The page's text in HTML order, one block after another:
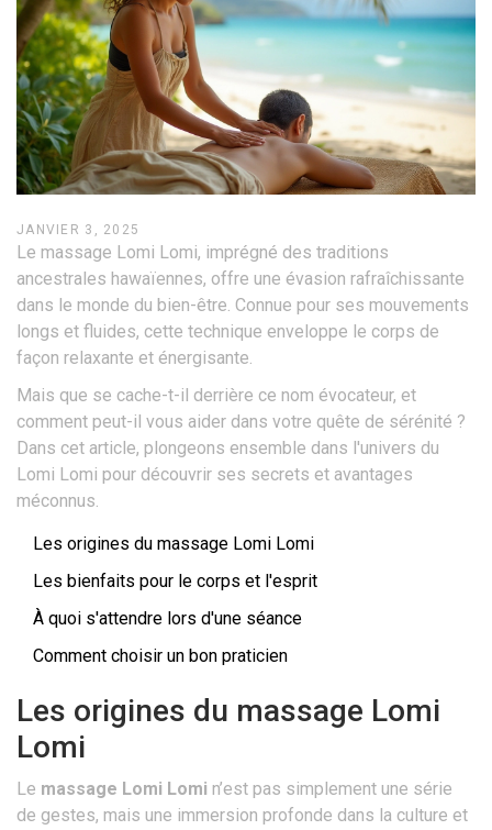
JANVIER 3, 2025
Le massage Lomi Lomi, imprégné des traditions
ancestrales hawaïennes, offre une évasion rafraîchissante
dans le monde du bien-être. Connue pour ses mouvements
longs et fluides, cette technique enveloppe le corps de
façon relaxante et énergisante.
Mais que se cache-t-il derrière ce nom évocateur, et
comment peut-il vous aider dans votre quête de sérénité ?
Dans cet article, plongeons ensemble dans l'univers du
Lomi Lomi pour découvrir ses secrets et avantages
méconnus.
Les origines du massage Lomi Lomi
Les bienfaits pour le corps et l'esprit
À quoi s'attendre lors d'une séance
Comment choisir un bon praticien
Les origines du massage Lomi
Lomi
Le massage Lomi Lomi n’est pas simplement une série
de gestes, mais une immersion profonde dans la culture et